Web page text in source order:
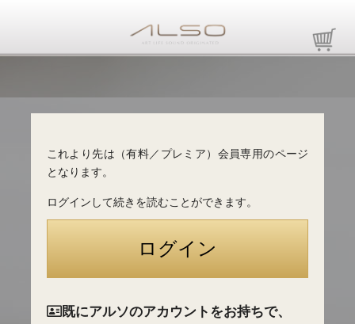
これより先は（有料／プレミア）会員専用のページ
となります。
ログインして続きを読むことができます。
既にアルソのアカウントをお持ちで、